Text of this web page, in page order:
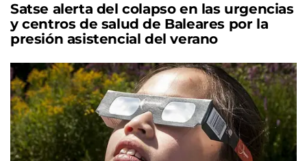
Satse alerta del colapso en las urgencias
y centros de salud de Baleares por la
presión asistencial del verano